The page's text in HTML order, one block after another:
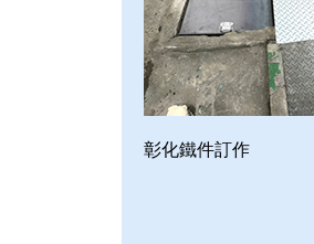
彰化鐵件訂作